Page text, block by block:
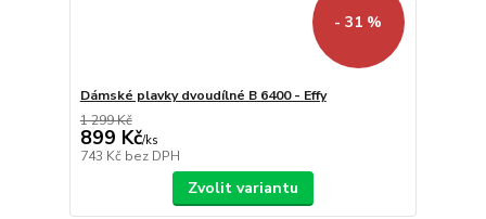
- 31 %
Dámské plavky dvoudílné B 6400 - Effy
1 299 Kč
899 Kč/ks
743 Kč bez DPH
Zvolit variantu